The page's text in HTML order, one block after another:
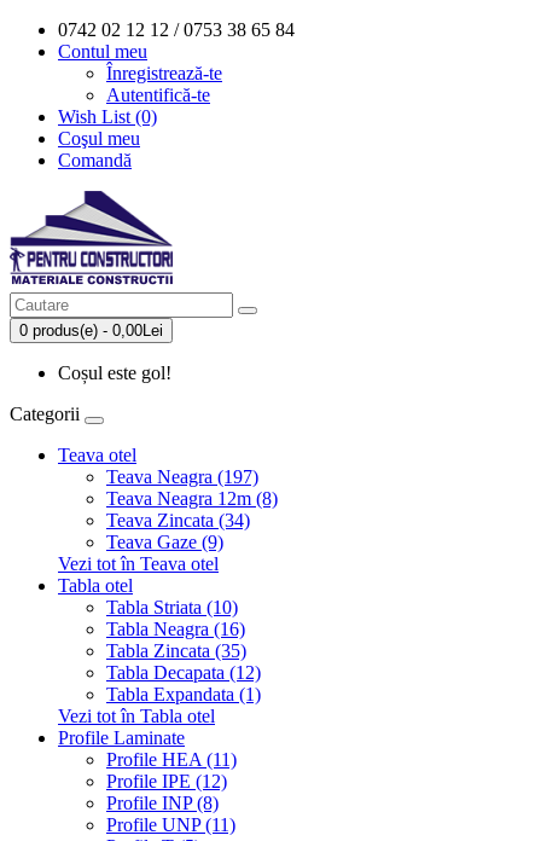
0742 02 12 12 / 0753 38 65 84
Contul meu
Înregistrează-te
Autentifică-te
Wish List (0)
Coşul meu
Comandă
0 produs(e) - 0,00Lei
Coșul este gol!
Categorii
Teava otel
Teava Neagra (197)
Teava Neagra 12m (8)
Teava Zincata (34)
Teava Gaze (9)
Vezi tot în Teava otel
Tabla otel
Tabla Striata (10)
Tabla Neagra (16)
Tabla Zincata (35)
Tabla Decapata (12)
Tabla Expandata (1)
Vezi tot în Tabla otel
Profile Laminate
Profile HEA (11)
Profile IPE (12)
Profile INP (8)
Profile UNP (11)